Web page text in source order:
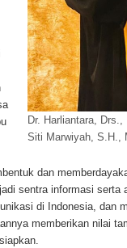
Dr. Harliantara,
Siti Marwiyah, S.H.,
dan
sentra informasi
di Indonesia, dan
memberikan nilai